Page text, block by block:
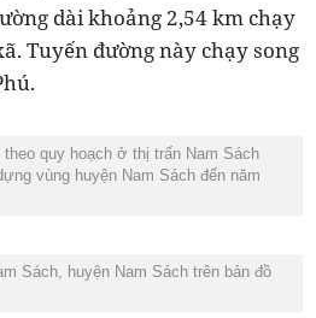
dài khoảng 2,54 km chạy
Tuyến đường này chạy song
quy hoạch ở thị trấn Nam Sách
vùng huyện Nam Sách đến năm
Sách, huyện Nam Sách trên bản đồ